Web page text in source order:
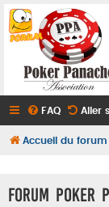
FAQ Aller
Accueil du forum
Forum Poker